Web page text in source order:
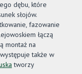
dębu, które
słojów.
fazowanie
łączą
montaż na
także w
tworzy